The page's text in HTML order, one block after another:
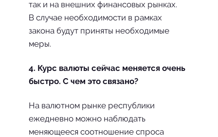
так и на внешних финансовых рынках.
В случае необходимости в рамках
закона будут приняты необходимые
меры.
4. Курс валюты сейчас меняется очень
быстро. С чем это связано?
На валютном рынке республики
ежедневно можно наблюдать
меняющееся соотношение спроса